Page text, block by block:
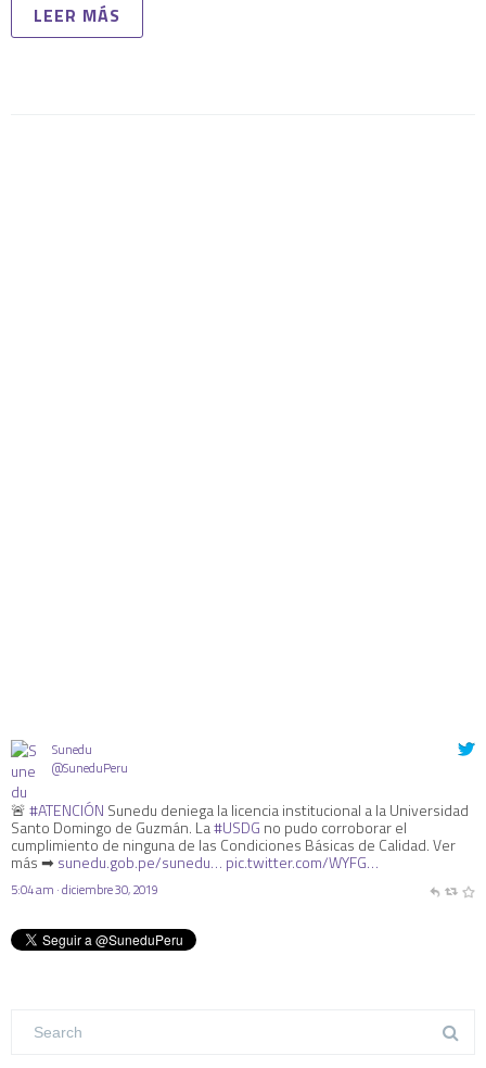
LEER MÁS
Sunedu
@SuneduPeru
🚨#ATENCIÓN Sunedu deniega la licencia institucional a la Universidad
Santo Domingo de Guzmán. La#USDG no pudo corroborar el
cumplimiento de ninguna de las Condiciones Básicas de Calidad. Ver
más ➡ sunedu.gob.pe/sunedu… pic.twitter.com/WYFG…
5:04 am · diciembre 30, 2019